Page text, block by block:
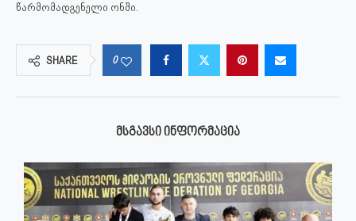
წარმომადგენელი ონში.
SHARE 0
ᲛᲡᲒᲐᲕᲡᲘ ᲘᲜᲤᲝᲠᲛᲐᲪᲘᲐ